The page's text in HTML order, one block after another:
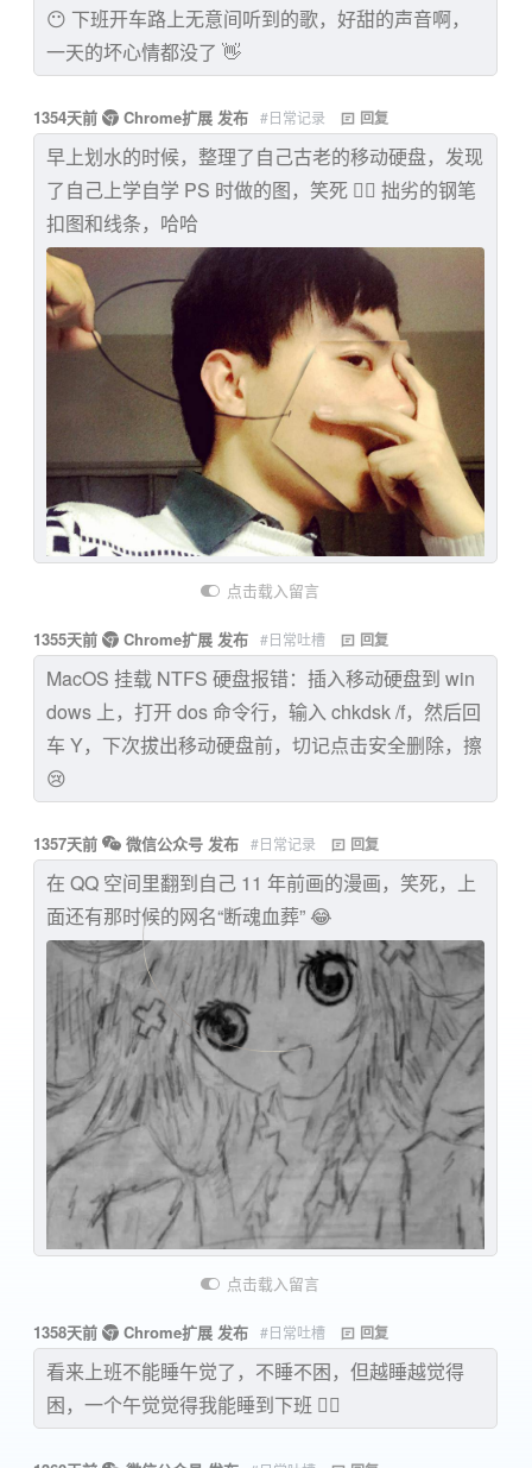
😶 下班开车路上无意间听到的歌，好甜的声音啊，
一天的坏心情都没了 👋
1354天前 Chrome扩展 发布 #日常记录 回复
早上划水的时候，整理了自己古老的移动硬盘，发现
了自己上学自学 PS 时做的图，笑死 😮‍💨 拙劣的钢笔
扣图和线条，哈哈
点击载入留言
1355天前 Chrome扩展 发布 #日常吐槽 回复
MacOS 挂载 NTFS 硬盘报错：插入移动硬盘到 win
dows 上，打开 dos 命令行，输入 chkdsk /f，然后回
车 Y，下次拔出移动硬盘前，切记点击安全删除，擦
😢
1357天前 微信公众号 发布 #日常记录 回复
在 QQ 空间里翻到自己 11 年前画的漫画，笑死，上
面还有那时候的网名“断魂血葬” 😂
点击载入留言
1358天前 Chrome扩展 发布 #日常吐槽 回复
看来上班不能睡午觉了，不睡不困，但越睡越觉得
困，一个午觉觉得我能睡到下班 😮‍💨